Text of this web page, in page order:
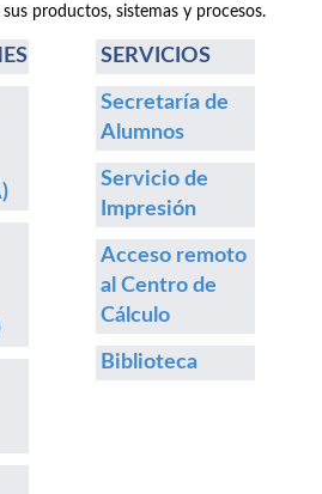
productos, sistemas y procesos.
SERVICIOS
Secretaría de
Alumnos
Servicio de
Impresión
Acceso remoto
al Centro de
Cálculo
Biblioteca